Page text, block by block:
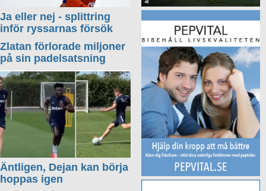
Ja eller nej - splittring
inför ryssarnas försök
Zlatan förlorade miljoner
på sin padelsatsning
Äntligen, Dejan kan börja
hoppas igen